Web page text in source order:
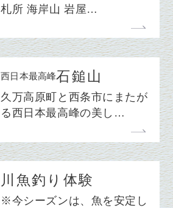
札所 海岸山 岩屋…
西日本最高峰石鎚山
久万高原町と西条市にまたが
る西日本最高峰の美し…
川魚釣り体験
※今シーズンは、魚を安定し